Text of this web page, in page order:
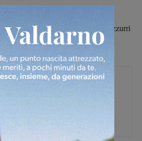
con lo Scandicci mentre gli azzurri
Bossini